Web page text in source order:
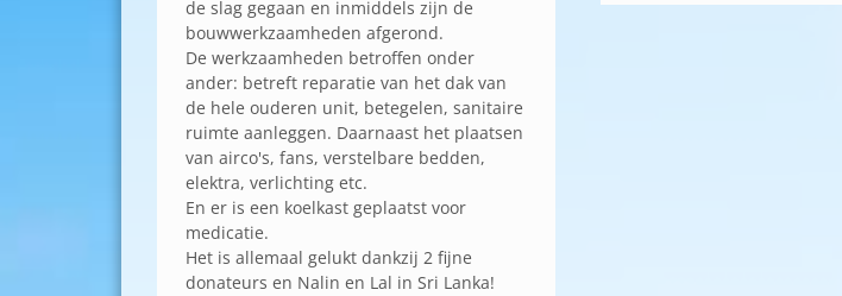
de slag gegaan en inmiddels zijn de
bouwwerkzaamheden afgerond.
De werkzaamheden betroffen onder
ander: betreft reparatie van het dak van
de hele ouderen unit, betegelen, sanitaire
ruimte aanleggen. Daarnaast het plaatsen
van airco's, fans, verstelbare bedden,
elektra, verlichting etc.
En er is een koelkast geplaatst voor
medicatie.
Het is allemaal gelukt dankzij 2 fijne
donateurs en Nalin en Lal in Sri Lanka!